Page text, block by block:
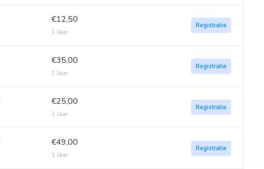
€12,50
1 Jaar
Registratie
€35,00
1 Jaar
Registratie
€25,00
1 Jaar
Registratie
€49,00
1 Jaar
Registratie